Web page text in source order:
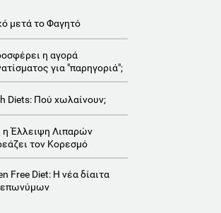
μετά το Φαγητό
η αγορά
για "παρηγοριά";
Diets: Πού χωλαίνουν;
Έλλειψη Λιπαρών
τον Κορεσμό
Free Diet: Η νέα δίαιτα